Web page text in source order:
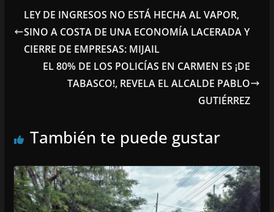
LEY DE INGRESOS NO ESTÁ HECHA AL VAPOR,
SINO A COSTA DE UNA ECONOMÍA LACERADA Y
CIERRE DE EMPRESAS: MIJAIL
EL 80% DE LOS POLICÍAS EN CARMEN ES ¡DE
TABASCO!, REVELA EL ALCALDE PABLO
GUTIÉRREZ
También te puede gustar